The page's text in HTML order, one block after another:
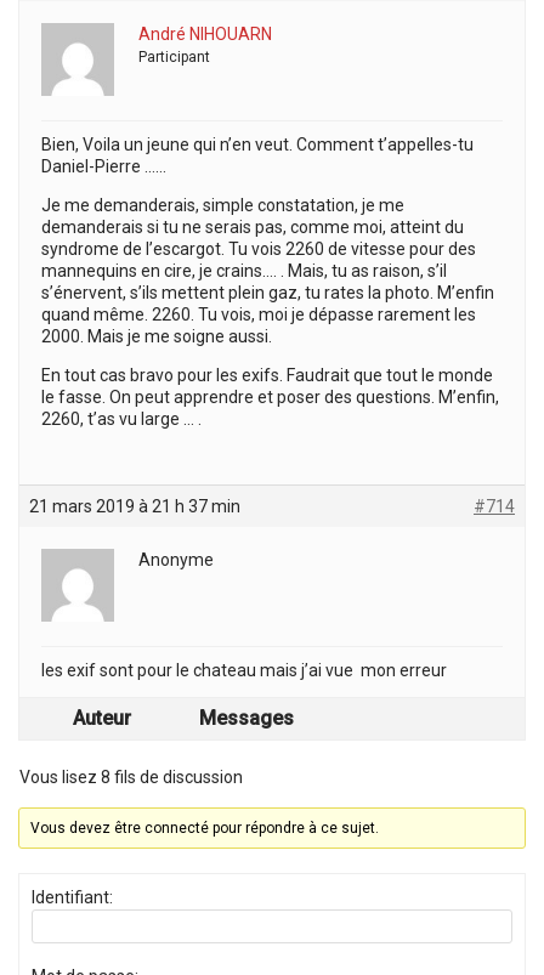
André NIHOUARN
Participant
Bien, Voila un jeune qui n’en veut. Comment t’appelles-tu
Daniel-Pierre ……
Je me demanderais, simple constatation, je me
demanderais si tu ne serais pas, comme moi, atteint du
syndrome de l’escargot. Tu vois 2260 de vitesse pour des
mannequins en cire, je crains…. . Mais, tu as raison, s’il
s’énervent, s’ils mettent plein gaz, tu rates la photo. M’enfin
quand même. 2260. Tu vois, moi je dépasse rarement les
2000. Mais je me soigne aussi.
En tout cas bravo pour les exifs. Faudrait que tout le monde
le fasse. On peut apprendre et poser des questions. M’enfin,
2260, t’as vu large … .
21 mars 2019 à 21 h 37 min #714
Anonyme
les exif sont pour le chateau mais j’ai vue mon erreur
Auteur Messages
Vous lisez 8 fils de discussion
Vous devez être connecté pour répondre à ce sujet.
Identifiant: